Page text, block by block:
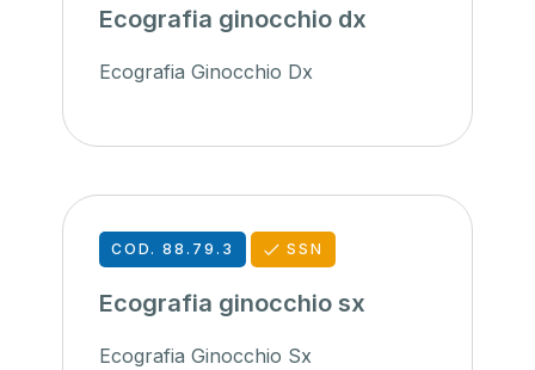
Ecografia ginocchio dx
Ecografia Ginocchio Dx
COD. 88.79.3 SSN
Ecografia ginocchio sx
Ecografia Ginocchio Sx